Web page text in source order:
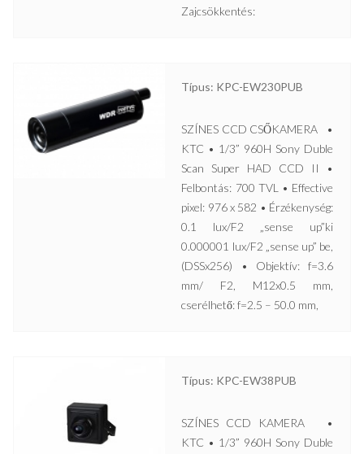
Zajcsökkentés:
Típus: KPC-EW230PUB
SZÍNES CCD CSŐKAMERA •
KTC • 1/3” 960H Sony Duble
Scan Super HAD CCD II •
Felbontás: 700 TVL • Effective
pixel: 976 x 582 • Érzékenység:
0.1 lux/F2 „sense up”ki
0.000001 lux/F2 „sense up” be,
(DSSx256) • Objektív: f=3.6
mm/ F2, M12x0.5 mm,
cserélhető: f=2.5 – 50.0 mm,
Típus: KPC-EW38PUB
SZÍNES CCD KAMERA •
KTC • 1/3” 960H Sony Duble